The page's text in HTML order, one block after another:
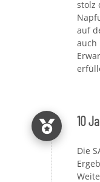
stolz
auf
auch
10
Die